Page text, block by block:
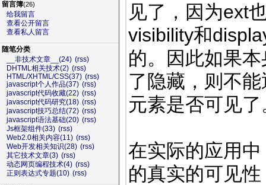
留言簿(26)
给我留言
查看公开留言
查看私人留言
随笔分类
__非技术文章__(24) (rss)
DHTML相关技术(2) (rss)
HTML/XHTML/CSS(37) (rss)
javascript个人作品(37) (rss)
javascript代码收藏(22) (rss)
javascript代码研究(18) (rss)
javascript技巧总结(72) (rss)
javascript语法基础(20) (rss)
Js框架组件(33) (rss)
Web2.0相关内容(11) (rss)
Web开发相关知识(28) (rss)
其它技术文章(3) (rss)
动态网页编程技术(4) (rss)
正则表达式专题(10) (rss)
见了，因为ext
visibility和
的。因此如果
了隐藏，则不
元素是否可见了
在实际的应用
的真实的可见